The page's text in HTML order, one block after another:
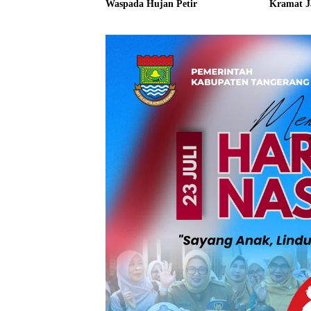
Waspada Hujan Petir Kramat